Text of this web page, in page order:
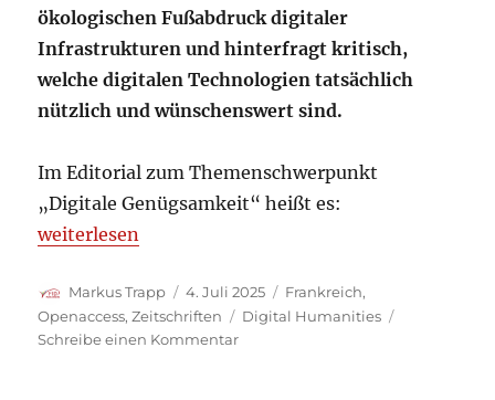
ökologischen Fußabdruck digitaler
Infrastrukturen und hinterfragt kritisch,
welche digitalen Technologien tatsächlich
nützlich und wünschenswert sind.
Im Editorial zum Themenschwerpunkt
„Digitale Genügsamkeit“ heißt es:
„Die Zeitschrift ‚Humanités numériques‘ mit
weiterlesen
Autor
Markus Trapp
Veröffentlicht
am
4. Juli 2025 Kategorien
Frankreich,
Openaccess,Zeitschriften Schlagwörter
Digital Humanities
Schreibe einen Kommentarzu